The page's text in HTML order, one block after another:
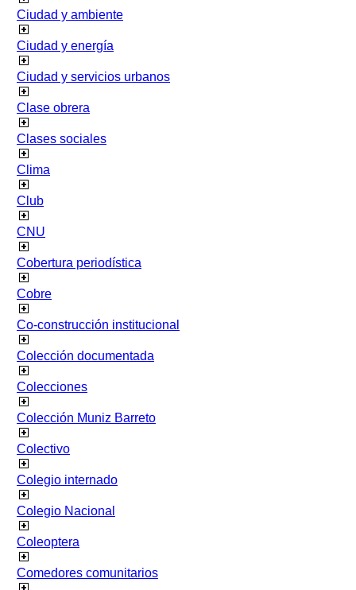
Ciudad y ambiente
Ciudad y energía
Ciudad y servicios urbanos
Clase obrera
Clases sociales
Clima
Club
CNU
Cobertura periodística
Cobre
Co-construcción institucional
Colección documentada
Colecciones
Colección Muniz Barreto
Colectivo
Colegio internado
Colegio Nacional
Coleoptera
Comedores comunitarios